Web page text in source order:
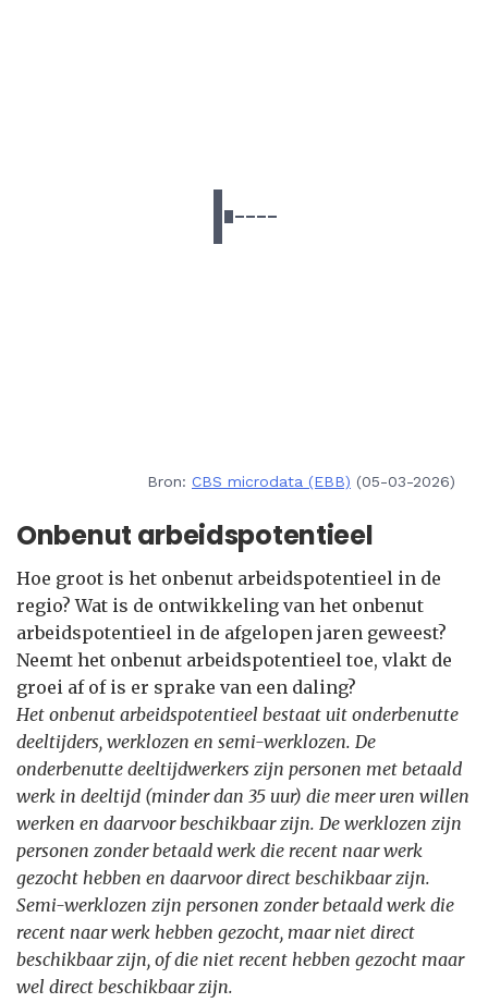
Bron: CBS microdata (EBB) (05-03-2026)
Onbenut arbeidspotentieel
Hoe groot is het onbenut arbeidspotentieel in de
regio? Wat is de ontwikkeling van het onbenut
arbeidspotentieel in de afgelopen jaren geweest?
Neemt het onbenut arbeidspotentieel toe, vlakt de
groei af of is er sprake van een daling?
Het onbenut arbeidspotentieel bestaat uit onderbenutte
deeltijders, werklozen en semi-werklozen. De
onderbenutte deeltijdwerkers zijn personen met betaald
werk in deeltijd (minder dan 35 uur) die meer uren willen
werken en daarvoor beschikbaar zijn. De werklozen zijn
personen zonder betaald werk die recent naar werk
gezocht hebben en daarvoor direct beschikbaar zijn.
Semi-werklozen zijn personen zonder betaald werk die
recent naar werk hebben gezocht, maar niet direct
beschikbaar zijn, of die niet recent hebben gezocht maar
wel direct beschikbaar zijn.